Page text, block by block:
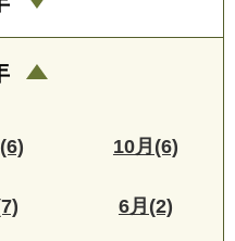
10月(6)
6月(2)